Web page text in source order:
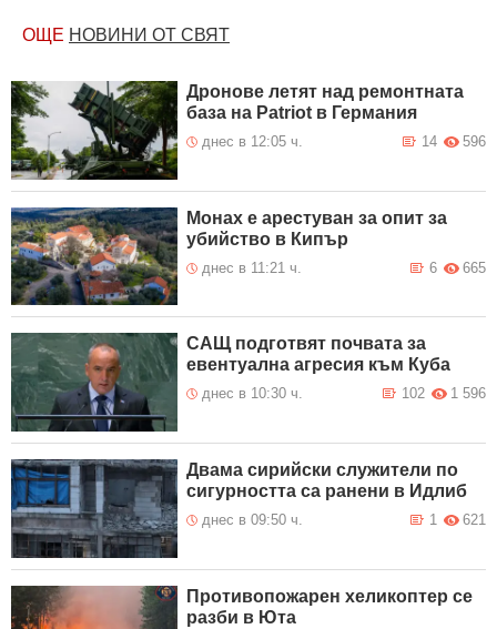
ОЩЕ НОВИНИ ОТ СВЯТ
Дронове летят над ремонтната
база на Patriot в Германия
днес в 12:05 ч. 596
14
Монах е арестуван за опит за
убийство в Кипър
днес в 11:21 ч. 665
6
САЩ подготвят почвата за
евентуална агресия към Куба
днес в 10:30 ч. 1 596
102
Двама сирийски служители по
сигурността са ранени в Идлиб
днес в 09:50 ч. 621
1
Противопожарен хеликоптер се
разби в Юта